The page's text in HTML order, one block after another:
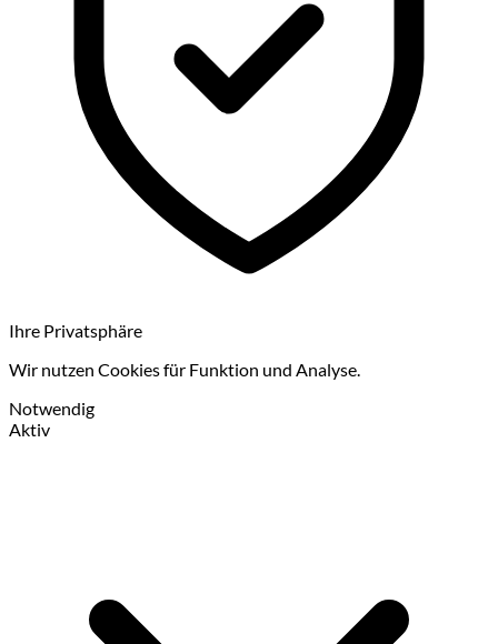
Ihre Privatsphäre
Wir nutzen Cookies für Funktion und Analyse.
Notwendig
Aktiv